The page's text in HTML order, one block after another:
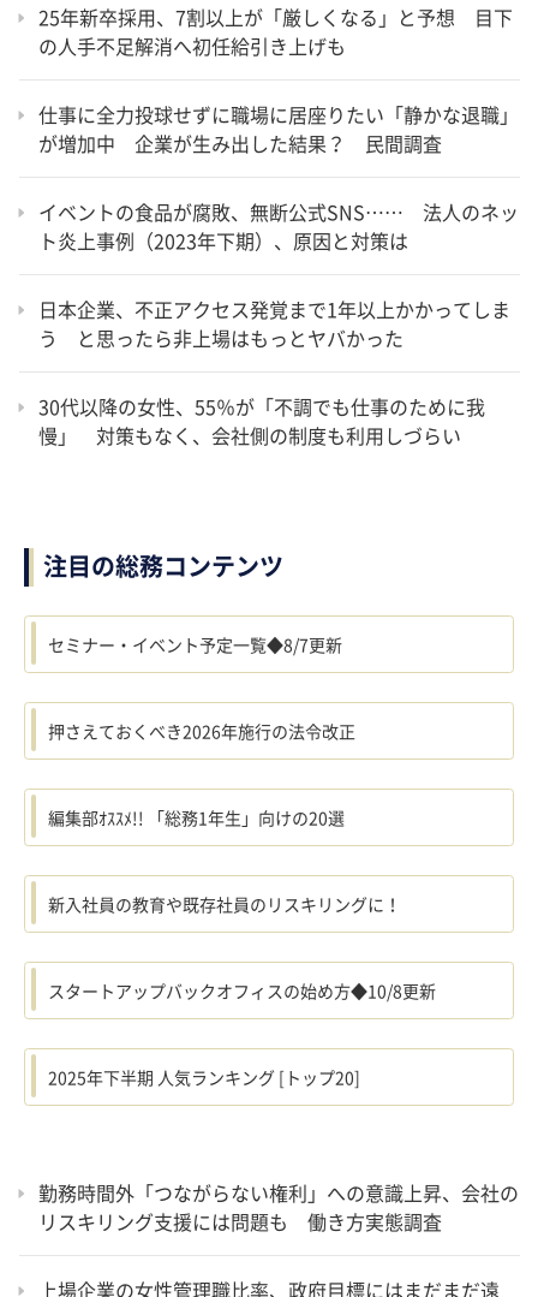
25年新卒採用、7割以上が「厳しくなる」と予想 目下
の人手不足解消へ初任給引き上げも
仕事に全力投球せずに職場に居座りたい「静かな退職」
が増加中 企業が生み出した結果？ 民間調査
イベントの食品が腐敗、無断公式SNS…… 法人のネッ
ト炎上事例（2023年下期）、原因と対策は
日本企業、不正アクセス発覚まで1年以上かかってしま
う と思ったら非上場はもっとヤバかった
30代以降の女性、55％が「不調でも仕事のために我
慢」 対策もなく、会社側の制度も利用しづらい
勤務時間外「つながらない権利」への意識上昇、会社の
リスキリング支援には問題も 働き方実態調査
上場企業の女性管理職比率、政府目標にはまだまだ遠
注目の総務コンテンツ
セミナー・イベント予定一覧◆8/7更新
押さえておくべき2026年施行の法令改正
編集部ｵｽｽﾒ!! 「総務1年生」向けの20選
新入社員の教育や既存社員のリスキリングに！
スタートアップバックオフィスの始め方◆10/8更新
2025年下半期 人気ランキング [トップ20]